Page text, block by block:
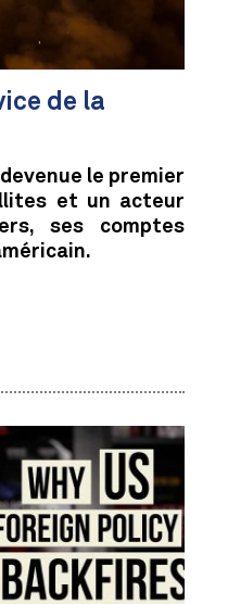
de la
le premier
et un acteur
ses comptes